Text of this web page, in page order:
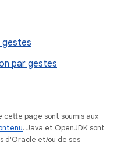
gestes
par gestes
page sont soumis aux
. Java et OpenJDK sont
d'Oracle et/ou de ses